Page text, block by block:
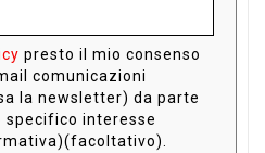
presto il mio consenso
comunicazioni
la newsletter) da parte
specifico interesse